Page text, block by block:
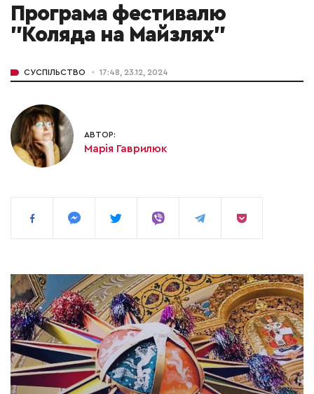
Програма фестивалю
"Коляда на Майзлях"
СУСПІЛЬСТВО 17:48, 23.12, 2024
АВТОР:
Марія Гаврилюк